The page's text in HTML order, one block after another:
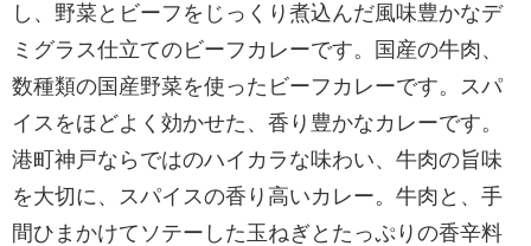
し、野菜とビーフをじっくり煮込んだ風味豊かなデ
ミグラス仕立てのビーフカレーです。国産の牛肉、
数種類の国産野菜を使ったビーフカレーです。スパ
イスをほどよく効かせた、香り豊かなカレーです。
港町神戸ならではのハイカラな味わい、牛肉の旨味
を大切に、スパイスの香り高いカレー。牛肉と、手
間ひまかけてソテーした玉ねぎとたっぷりの香辛料